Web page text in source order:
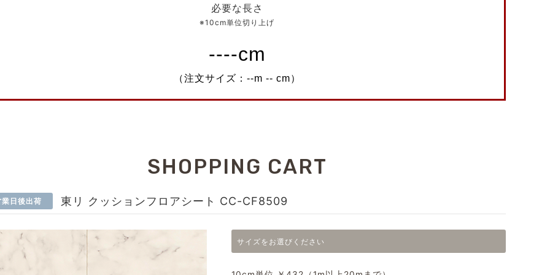
必要な長さ
※10cm単位切り上げ
SHOPPING CART
業日後出荷 東リ クッションフロアシート CC-CF8509
サイズをお選びください